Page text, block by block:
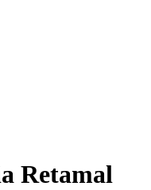
Retamal